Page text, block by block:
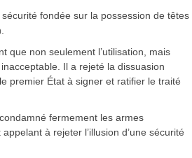
fondée sur la possession de têtes
que non seulement l’utilisation, mais
Il a rejeté la dissuasion
premier État à signer et ratifier le traité
fermement les armes
à rejeter l’illusion d’une sécurité